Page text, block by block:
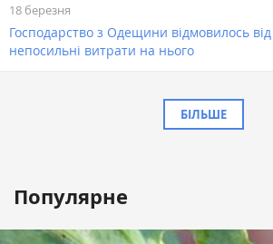
18 березня
Господарство з Одещини відмовилось
непосильні витрати на нього
БІЛЬШЕ
Популярне